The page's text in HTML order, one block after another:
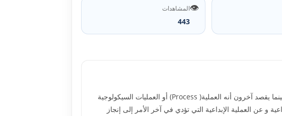
👁️المشاهدات
443
اختلف العلماء في تعريفهم للإبداع فبعضهم يقصد بالإبداع القدرة ( Ability) على خلق شيء جديد أو مبتكر ، بينما يقصد آخرون أنه العملية( Process) أو العمليات السيكولوجية
و عن العملية الإبداعية التي تؤدي في آخر الأمر إلى إنجاز